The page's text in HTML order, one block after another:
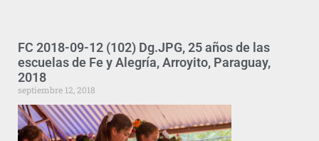
FC 2018-09-12 (102) Dg.JPG, 25 años de las
escuelas de Fe y Alegría, Arroyito, Paraguay,
2018
septiembre 12, 2018